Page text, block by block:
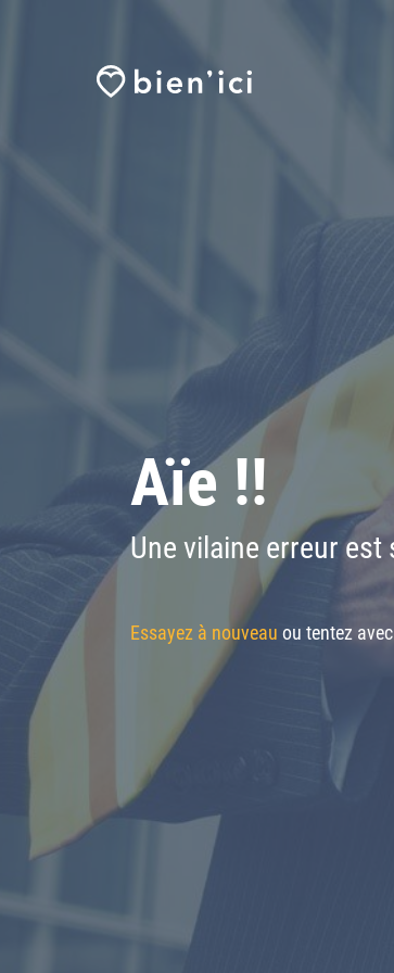
Aïe !!
Une vilaine erreur est
Essayez à nouveau ou tentez